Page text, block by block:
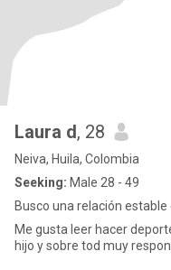
Laura d, 28
Neiva, Huila, Colombia
Seeking: Male 28 - 49
Busco una relación
Me gusta leer hacer
hijo y sobre tod muy